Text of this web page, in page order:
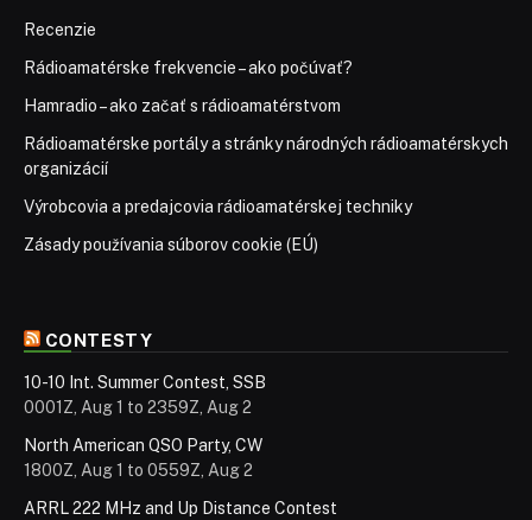
Recenzie
Rádioamatérske frekvencie – ako počúvať?
Hamradio – ako začať s rádioamatérstvom
Rádioamatérske portály a stránky národných rádioamatérskych
organizácií
Výrobcovia a predajcovia rádioamatérskej techniky
Zásady používania súborov cookie (EÚ)
CONTESTY
10-10 Int. Summer Contest, SSB
0001Z, Aug 1 to 2359Z, Aug 2
North American QSO Party, CW
1800Z, Aug 1 to 0559Z, Aug 2
ARRL 222 MHz and Up Distance Contest